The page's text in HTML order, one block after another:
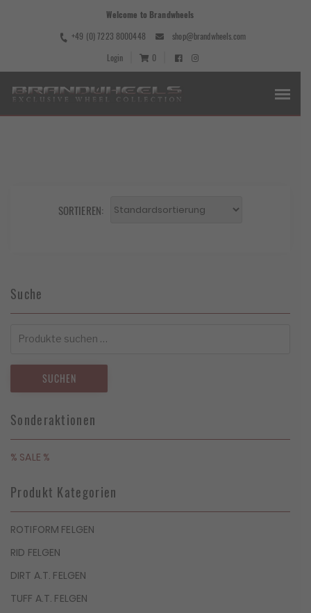
Welcome to Brandwheels
+49 (0) 7223 8000448
shop@brandwheels.com
Login
0
SORTIEREN:
Suche
nach:
SUCHEN
Sonderaktionen
% SALE %
Produkt Kategorien
ROTIFORM FELGEN
RID FELGEN
DIRT A.T. FELGEN
TUFF A.T. FELGEN